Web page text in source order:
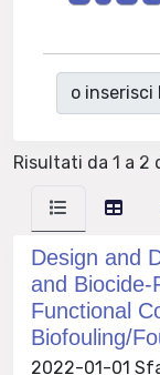
o
Risultati da 1 a 2
Design and
and Biocide-
Functional
Biofouling/
2022-01-01